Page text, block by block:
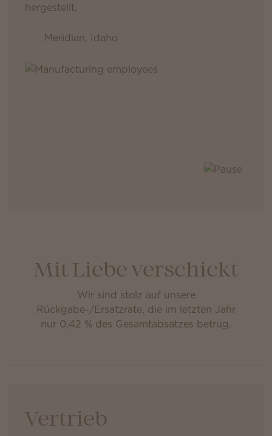
hergestellt.
Meridian, Idaho
Mit Liebe verschickt
Wir sind stolz auf unsere
Rückgabe-/Ersatzrate, die im letzten Jahr
nur 0,42 % des Gesamtabsatzes betrug.
Vertrieb